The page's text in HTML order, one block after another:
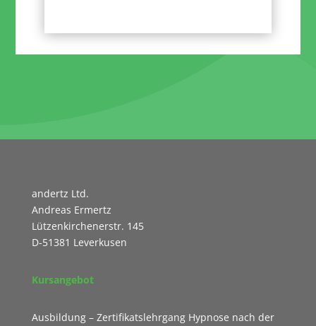
andertz Ltd.
Andreas Ermertz
Lützenkirchenerstr. 145
D-51381 Leverkusen
Kursangebot
Ausbildung – Zertifikatslehrgang Hypnose nach der